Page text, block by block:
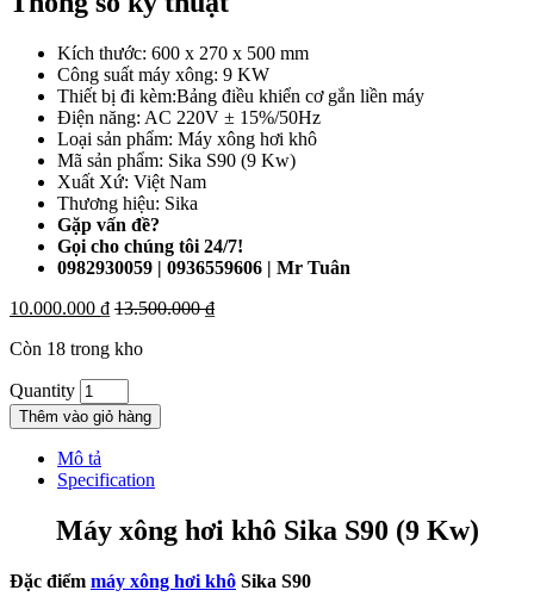
Kích thước: 600 x 270 x 500 mm
Công suất máy xông: 9 KW
Thiết bị đi kèm:Bảng điều khiển cơ gắn liền máy
Điện năng: AC 220V ± 15%/50Hz
Loại sản phẩm: Máy xông hơi khô
Mã sản phẩm: Sika S90 (9 Kw)
Xuất Xứ: Việt Nam
Thương hiệu: Sika
Gặp vấn đề?
Gọi cho chúng tôi 24/7!
0982930059 | 0936559606 | Mr Tuân
10.000.000 ₫ 13.500.000₫
Còn 18 trong kho
Quantity
Thêm vào giỏ hàng
Mô tả
Specification
Máy xông hơi khô Sika S90 (9 Kw)
Đặc điểm máy xông hơi khô Sika S90